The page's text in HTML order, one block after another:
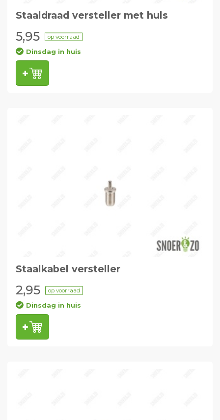
Staaldraad versteller met huls
5,95 op voorraad
Dinsdag in huis
Staalkabel versteller
2,95 op voorraad
Dinsdag in huis